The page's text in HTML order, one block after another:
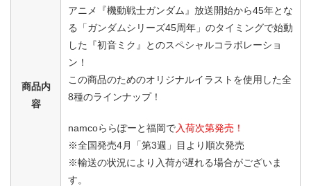
商品内
容
アニメ『機動戦士ガンダム』放送開始から45年とな
る「ガンダムシリーズ45周年」のタイミングで始動
した『初音ミク』とのスペシャルコラボレーショ
ン！
この商品のためのオリジナルイラストを使用した全
8種のラインナップ！
namcoららぽーと福岡で入荷次第発売！
※全国発売4月「第3週」目より順次発売
※輸送の状況により入荷が遅れる場合がございま
す。